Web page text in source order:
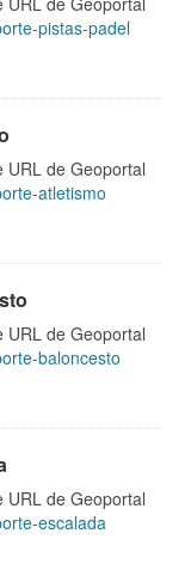
pistas-padel
URL de Geoportal
atletismo
URL de Geoportal
baloncesto
URL de Geoportal
escalada